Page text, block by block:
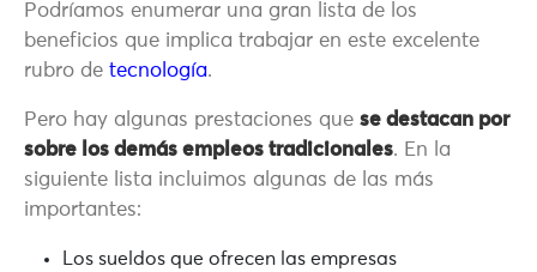
Podríamos enumerar una gran lista de los
beneficios que implica trabajar en este excelente
rubro de tecnología.
Pero hay algunas prestaciones que se destacan por
sobre los demás empleos tradicionales. En la
siguiente lista incluimos algunas de las más
importantes:
Los sueldos que ofrecen las empresas